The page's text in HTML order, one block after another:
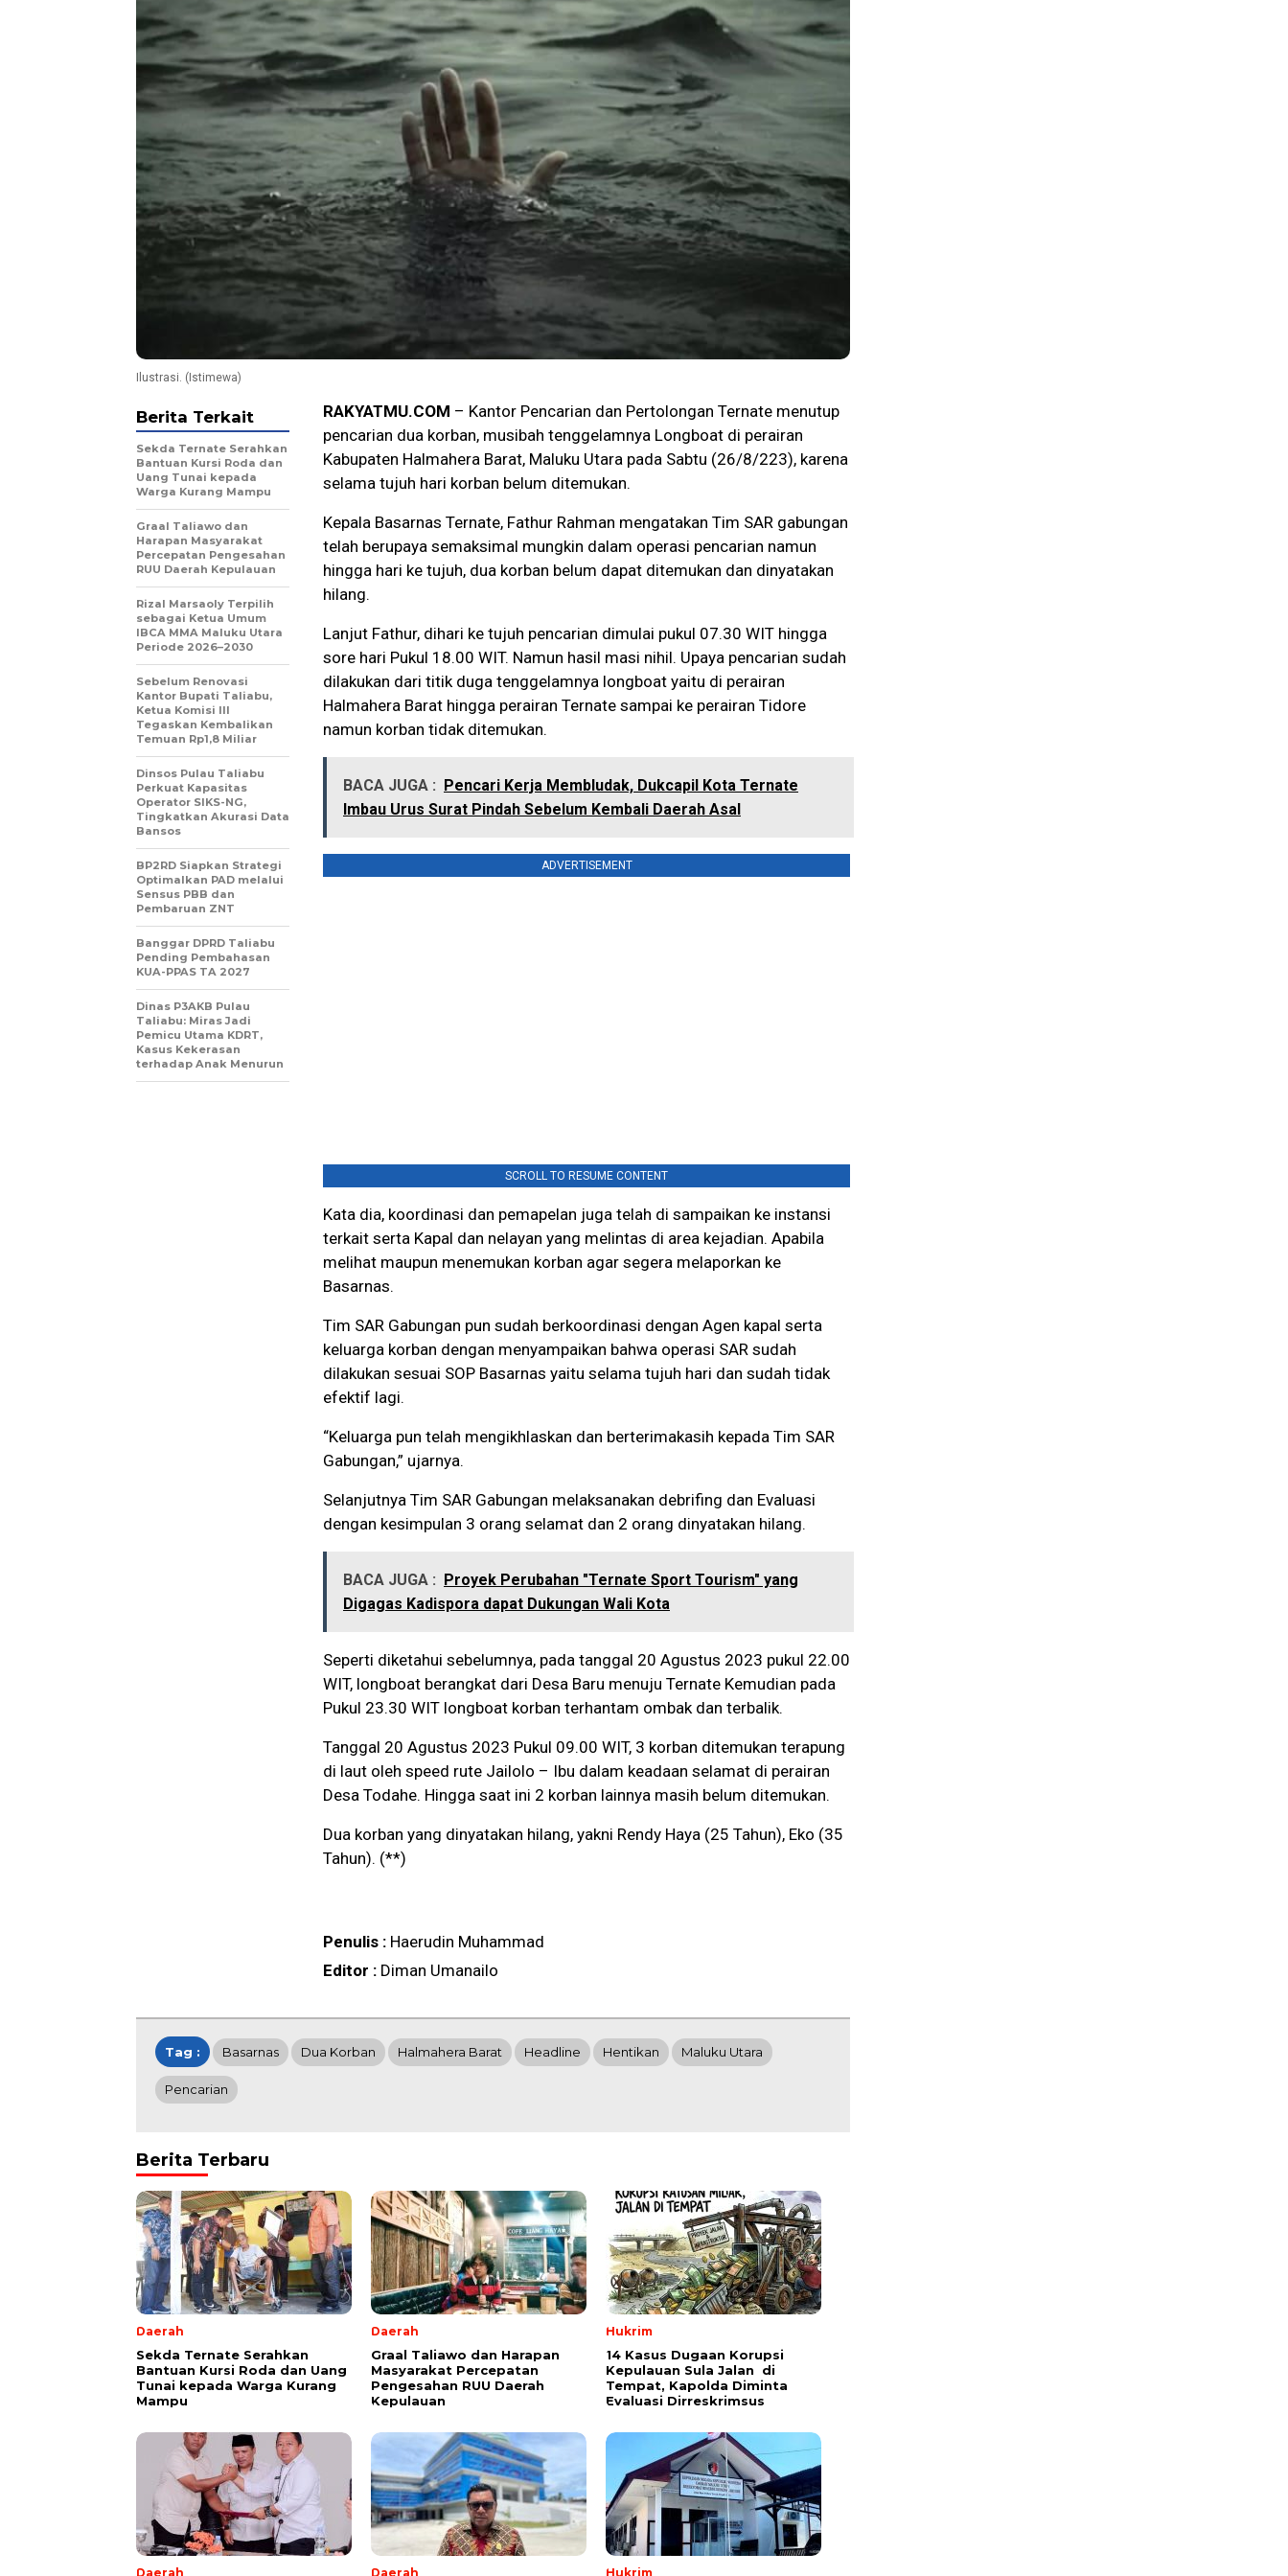
Ilustrasi. (Istimewa)
RAKYATMU.COM – Kantor Pencarian dan Pertolongan Ternate menutup
pencarian dua korban, musibah tenggelamnya Longboat di perairan
Kabupaten Halmahera Barat, Maluku Utara pada Sabtu (26/8/223), karena
selama tujuh hari korban belum ditemukan.
Kepala Basarnas Ternate, Fathur Rahman mengatakan Tim SAR gabungan
telah berupaya semaksimal mungkin dalam operasi pencarian namun
hingga hari ke tujuh, dua korban belum dapat ditemukan dan dinyatakan
hilang.
Lanjut Fathur, dihari ke tujuh pencarian dimulai pukul 07.30 WIT hingga
sore hari Pukul 18.00 WIT. Namun hasil masi nihil. Upaya pencarian sudah
dilakukan dari titik duga tenggelamnya longboat yaitu di perairan
Halmahera Barat hingga perairan Ternate sampai ke perairan Tidore
namun korban tidak ditemukan.
BACA JUGA : Pencari Kerja Membludak, Dukcapil Kota Ternate
Imbau Urus Surat Pindah Sebelum Kembali Daerah Asal
ADVERTISEMENT
SCROLL TO RESUME CONTENT
Kata dia, koordinasi dan pemapelan juga telah di sampaikan ke instansi
terkait serta Kapal dan nelayan yang melintas di area kejadian. Apabila
melihat maupun menemukan korban agar segera melaporkan ke
Basarnas.
Tim SAR Gabungan pun sudah berkoordinasi dengan Agen kapal serta
keluarga korban dengan menyampaikan bahwa operasi SAR sudah
dilakukan sesuai SOP Basarnas yaitu selama tujuh hari dan sudah tidak
efektif lagi.
“Keluarga pun telah mengikhlaskan dan berterimakasih kepada Tim SAR
Gabungan,” ujarnya.
Selanjutnya Tim SAR Gabungan melaksanakan debrifing dan Evaluasi
dengan kesimpulan 3 orang selamat dan 2 orang dinyatakan hilang.
BACA JUGA : Proyek Perubahan "Ternate Sport Tourism" yang
Digagas Kadispora dapat Dukungan Wali Kota
Seperti diketahui sebelumnya, pada tanggal 20 Agustus 2023 pukul 22.00
WIT, longboat berangkat dari Desa Baru menuju Ternate Kemudian pada
Pukul 23.30 WIT longboat korban terhantam ombak dan terbalik.
Tanggal 20 Agustus 2023 Pukul 09.00 WIT, 3 korban ditemukan terapung
di laut oleh speed rute Jailolo – Ibu dalam keadaan selamat di perairan
Desa Todahe. Hingga saat ini 2 korban lainnya masih belum ditemukan.
Dua korban yang dinyatakan hilang, yakni Rendy Haya (25 Tahun), Eko (35
Tahun). (**)
Penulis : Haerudin Muhammad
Editor : Diman Umanailo
Berita Terkait
Sekda Ternate Serahkan
Bantuan Kursi Roda dan
Uang Tunai kepada
Warga Kurang Mampu
Graal Taliawo dan
Harapan Masyarakat
Percepatan Pengesahan
RUU Daerah Kepulauan
Rizal Marsaoly Terpilih
sebagai Ketua Umum
IBCA MMA Maluku Utara
Periode 2026–2030
Sebelum Renovasi
Kantor Bupati Taliabu,
Ketua Komisi III
Tegaskan Kembalikan
Temuan Rp1,8 Miliar
Dinsos Pulau Taliabu
Perkuat Kapasitas
Operator SIKS-NG,
Tingkatkan Akurasi Data
Bansos
BP2RD Siapkan Strategi
Optimalkan PAD melalui
Sensus PBB dan
Pembaruan ZNT
Banggar DPRD Taliabu
Pending Pembahasan
KUA-PPAS TA 2027
Dinas P3AKB Pulau
Taliabu: Miras Jadi
Pemicu Utama KDRT,
Kasus Kekerasan
terhadap Anak Menurun
Tag : Basarnas Dua Korban Halmahera Barat Headline Hentikan Maluku Utara
Pencarian
Berita Terbaru
Daerah
Sekda Ternate Serahkan
Bantuan Kursi Roda dan Uang
Tunai kepada Warga Kurang
Mampu
Daerah
Graal Taliawo dan Harapan
Masyarakat Percepatan
Pengesahan RUU Daerah
Kepulauan
Hukrim
14 Kasus Dugaan Korupsi
Kepulauan Sula Jalan di
Tempat, Kapolda Diminta
Evaluasi Dirreskrimsus
Daerah Daerah Hukrim